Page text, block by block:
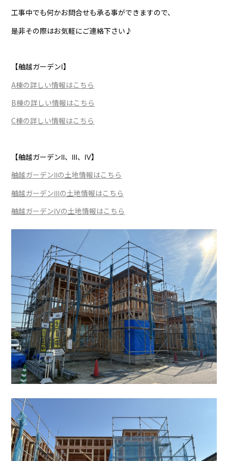
工事中でも何かお問合せも承る事ができますので、
是非その際はお気軽にご連絡下さい♪
【舳越ガーデンⅠ】
A棟の詳しい情報はこちら
B棟の詳しい情報はこちら
C棟の詳しい情報はこちら
【舳越ガーデンⅡ、Ⅲ、Ⅳ】
舳越ガーデンⅡの土地情報はこちら
舳越ガーデンⅢの土地情報はこちら
舳越ガーデンⅣの土地情報はこちら